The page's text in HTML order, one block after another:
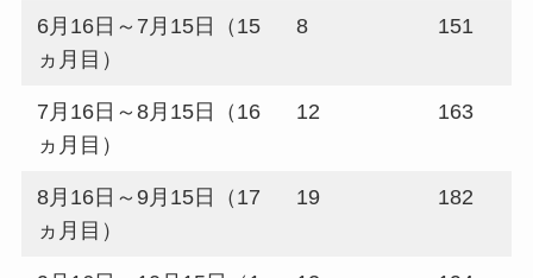
6月16日～7月15日（15
ヵ月目）
8 151
7月16日～8月15日（16
ヵ月目）
12 163
8月16日～9月15日（17
ヵ月目）
19 182